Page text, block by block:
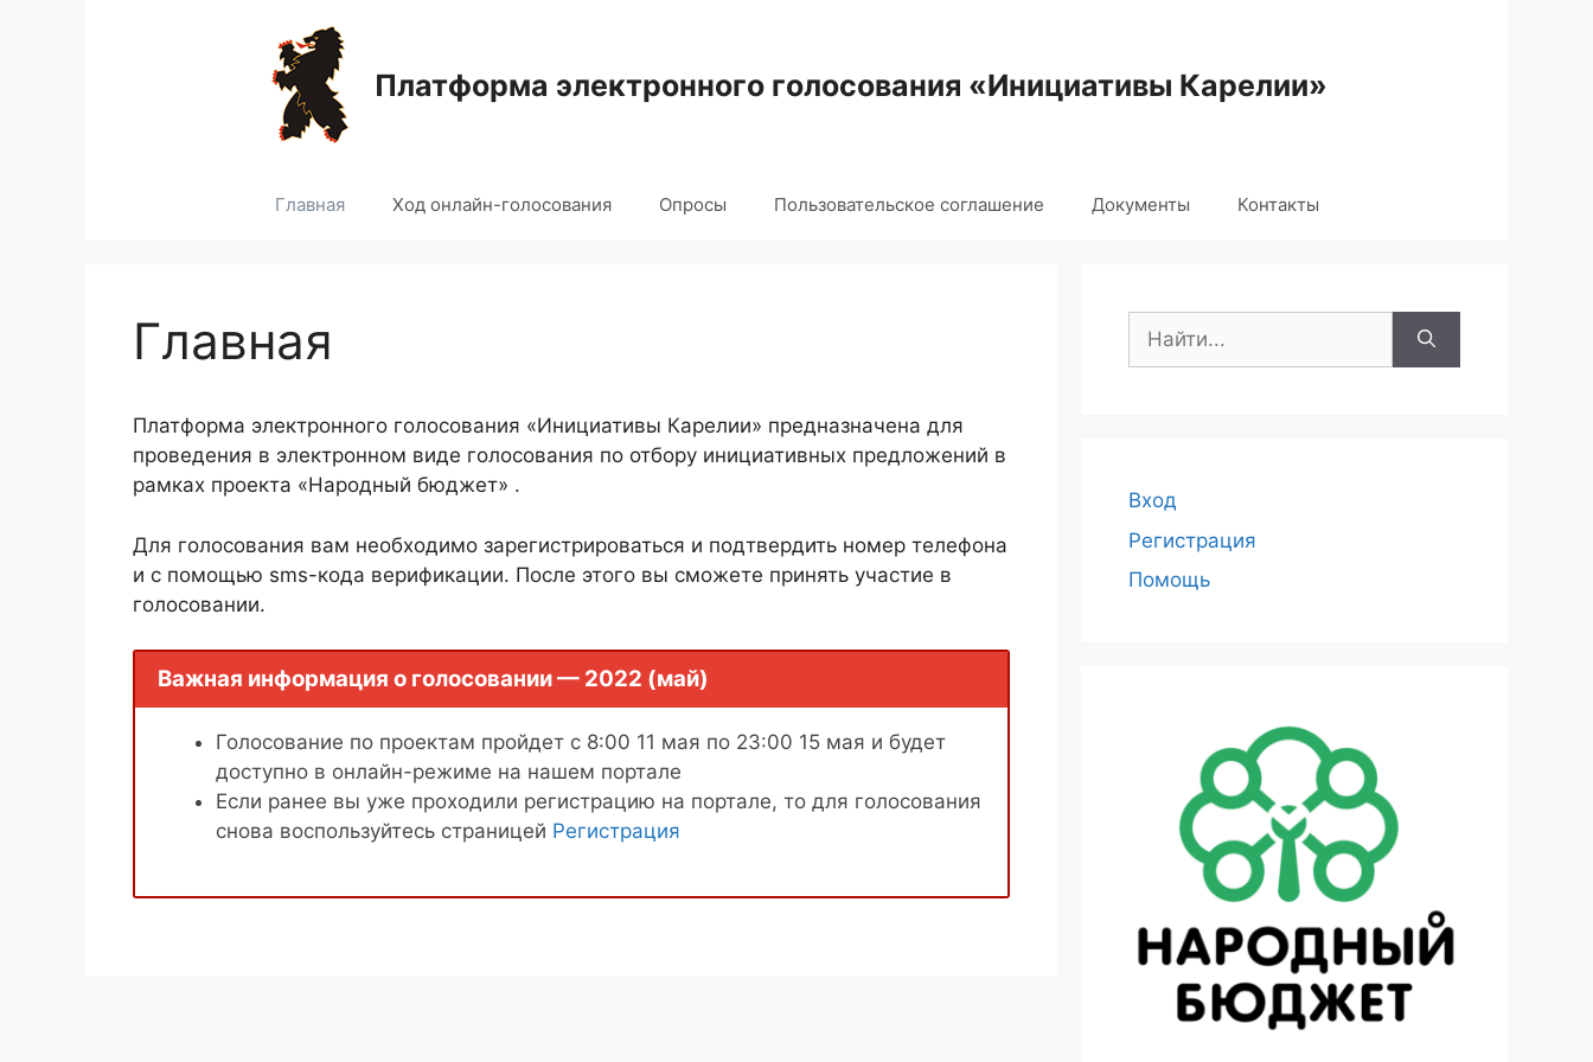
Платформа электронного голосования «Инициативы Карелии»
Главная Ход онлайн-голосования Опросы Пользовательское соглашение Документы Контакты
Главная
Платформа электронного голосования «Инициативы Карелии» предназначена для
проведения в электронном виде голосования по отбору инициативных предложений в
рамках проекта «Народный бюджет» .
Для голосования вам необходимо зарегистрироваться и подтвердить номер телефона
и с помощью sms-кода верификации. После этого вы сможете принять участие в
голосовании.
Важная информация о голосовании — 2022 (май)
Голосование по проектам пройдет с 8:00 11 мая по 23:00 15 мая и будет
доступно в онлайн-режиме на нашем портале
Если ранее вы уже проходили регистрацию на портале, то для голосования
снова воспользуйтесь страницей Регистрация
Поиск:
Вход
Регистрация
Помощь